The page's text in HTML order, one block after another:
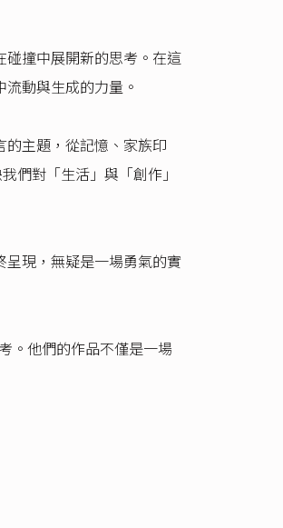
撞中展開新的思考。在這
動與生成的力量。
主題，從記憶、家族印
們對「生活」與「創作」
現，無疑是一場勇氣的實
。他們的作品不僅是一場